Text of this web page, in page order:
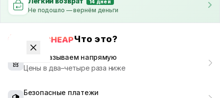
14 дней
Не подошло — вернём деньги
Что это?
Мы заказываем напрямую
Цены в два–четыре раза ниже
Безопасные платежи